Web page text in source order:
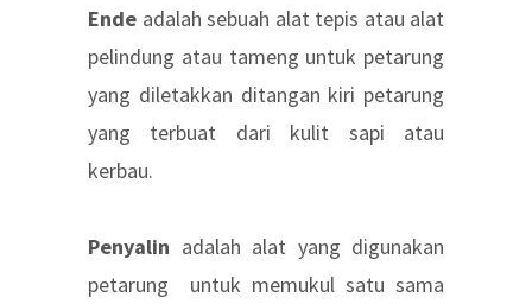
Ende adalah sebuah alat tepis atau alat
pelindung atau tameng untuk petarung
yang diletakkan ditangan kiri petarung
yang terbuat dari kulit sapi atau
kerbau.
Penyalin adalah alat yang digunakan
petarung untuk memukul satu sama